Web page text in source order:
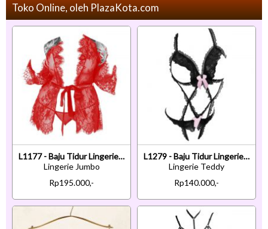
Toko Online, oleh PlazaKota.com
L1177 - Baju Tidur Lingerie Jumbo Big Size Robe Kimono Dress Merah Transparan Lengan Panjang Ikat Pi
Lingerie Jumbo
Rp195.000,-
L1279 - Baju Tidur Lingerie Teddy Bodysuit Dress Hitam Transparan Open Cup Crotchless
Lingerie Teddy
Rp140.000,-